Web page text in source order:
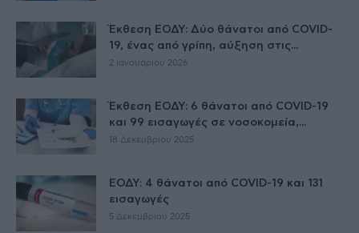
Έκθεση ΕΟΔΥ: Δύο θάνατοι από COVID-
19, ένας από γρίπη, αύξηση στις...
2 Ιανουαρίου 2026
Έκθεση ΕΟΔΥ: 6 θάνατοι από COVID-19
και 99 εισαγωγές σε νοσοκομεία,...
18 Δεκεμβρίου 2025
ΕΟΔΥ: 4 θάνατοι από COVID-19 και 131
εισαγωγές
5 Δεκεμβρίου 2025